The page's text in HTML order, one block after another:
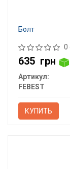
Болт
0
635 грн
Артикул:
FEBEST
КУПИТЬ